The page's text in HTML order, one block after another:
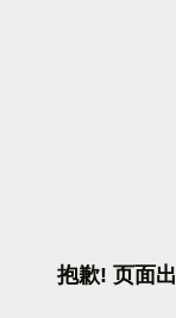
抱歉! 页面出